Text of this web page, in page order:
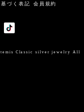
づく表記 会員規約
Artemis Classic silver jewelry All